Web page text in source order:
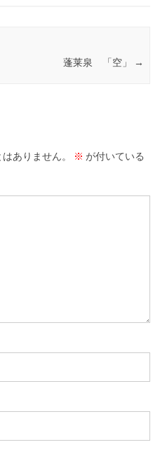
蓬莱泉 「空」 →
ありません。 ※ が付いている